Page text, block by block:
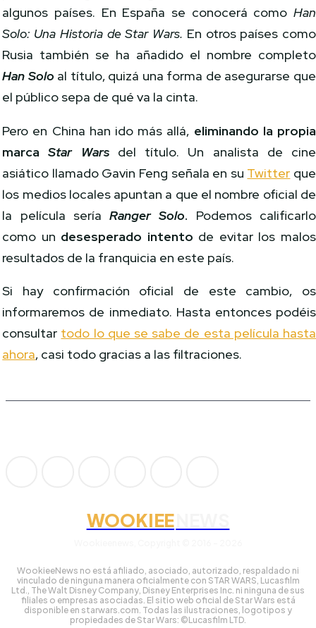
algunos países. En España se conocerá comoHan
Solo: Una Historia de Star Wars. En otros países como
Rusia también se ha añadido el nombre completo
Han Solo al título, quizá una forma de asegurarse que
el público sepa de qué va la cinta.
Pero en China han ido más allá, eliminando la propia
marcaStar Warsdel título. Un analista de cine
asiático llamado Gavin Feng señala en su Twitter que
los medios locales apuntan a que el nombre oficial de
la película seríaRanger Solo. Podemos calificarlo
como un desesperado intento de evitar los malos
resultados de la franquicia en este país.
Si hay confirmación oficial de este cambio, os
informaremos de inmediato. Hasta entonces podéis
consultar todo lo que se sabe de esta película hasta
ahora, casi todo gracias a las filtraciones.
WOOKIEE
WookieeNews no está afiliado, asociado, autorizado, respaldado ni
vinculado de ninguna manera oficialmente con STAR WARS, Lucasfilm
Ltd., The Walt Disney Company, Disney Enterprises Inc. ni ninguna de sus
filiales o empresas asociadas. El sitio web oficial de Star Wars está
disponible en starwars.com. Todas las ilustraciones, logotipos y
propiedades de Star Wars: ©Lucasfilm LTD.